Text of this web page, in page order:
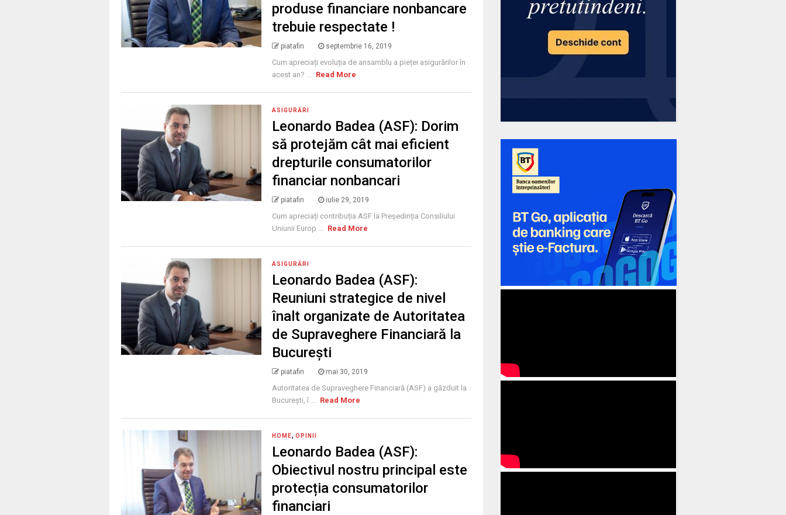
produse financiare nonbancare
trebuie respectate !
piatafin septembrie 16, 2019
Cum apreciați evoluția de ansamblu a pieței asigurărilor în
acest an? ... Read More
ASIGURĂRI
Leonardo Badea (ASF): Dorim
să protejăm cât mai eficient
drepturile consumatorilor
financiar nonbancari
piatafin iulie 29, 2019
Cum apreciați contribuția ASF la Președinția Consiliului
Uniunii Europ ... Read More
ASIGURĂRI
Leonardo Badea (ASF):
Reuniuni strategice de nivel
înalt organizate de Autoritatea
de Supraveghere Financiară la
București
piatafin mai 30, 2019
Autoritatea de Supraveghere Financiară (ASF) a găzduit la
București, î ... Read More
HOME, OPINII
Leonardo Badea (ASF):
Obiectivul nostru principal este
protecția consumatorilor
financiari